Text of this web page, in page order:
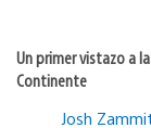
Un primer vistazo a
Continente
Josh